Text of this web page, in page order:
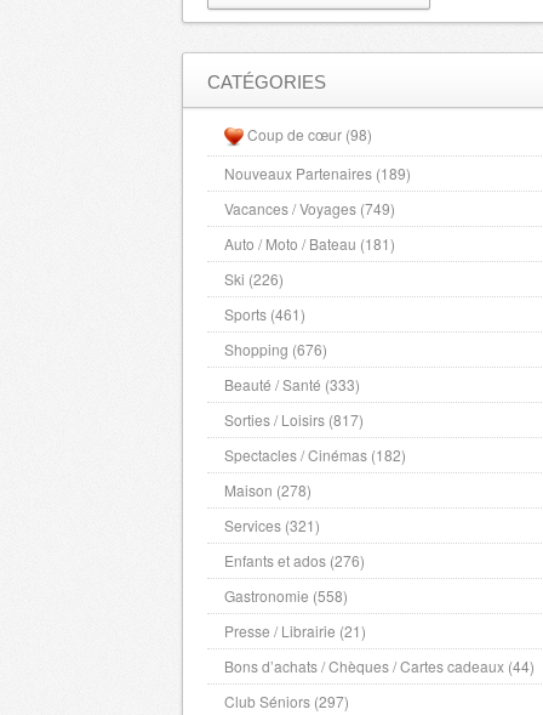
Savoie - 73000 , (fr)
Haute Savoie
Paris - 75000 , (fr)
Seine Maritime - 76000 , (fr)
Somme - 80000 , (fr)
Tarn et Garonne - 82000 , (fr)
Var - 83000 , (fr)
Yonne - 89000 , (fr)
Ariege - 9000 , (fr)
Territoire de Belfort
Seine St Denis
Val de Marne - 94000 , (fr)
CATÉGORIES
Coup de cœur (98)
Nouveaux Partenaires (189)
Vacances / Voyages (749)
Auto / Moto / Bateau (181)
Ski (226)
Sports (461)
Shopping (676)
Beauté / Santé (333)
Sorties / Loisirs (817)
Spectacles / Cinémas (182)
Maison (278)
Services (321)
Enfants et ados (276)
Gastronomie (558)
Presse / Librairie (21)
Bons d’achats / Chèques / Cartes cadeaux (44)
Club Séniors (297)